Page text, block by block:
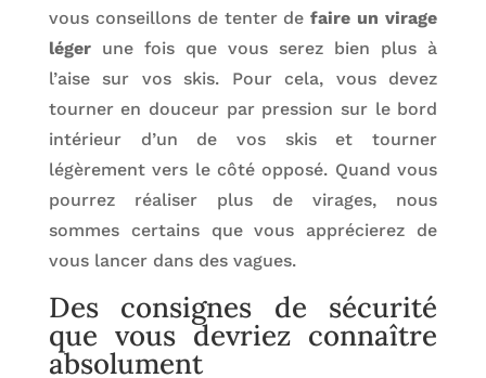
vous conseillons de tenter defaire un virage
légerune fois que vous serez bien plus à
l’aise sur vos skis. Pour cela, vous devez
tourner en douceur par pression sur le bord
intérieur d’un de vos skis et tourner
légèrement vers le côté opposé. Quand vous
pourrez réaliser plus de virages, nous
sommes certains que vous apprécierez de
vous lancer dans des vagues.
Des consignes de sécurité
que vous devriez connaître
absolument